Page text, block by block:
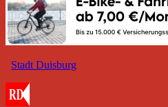
Stadt Duisburg